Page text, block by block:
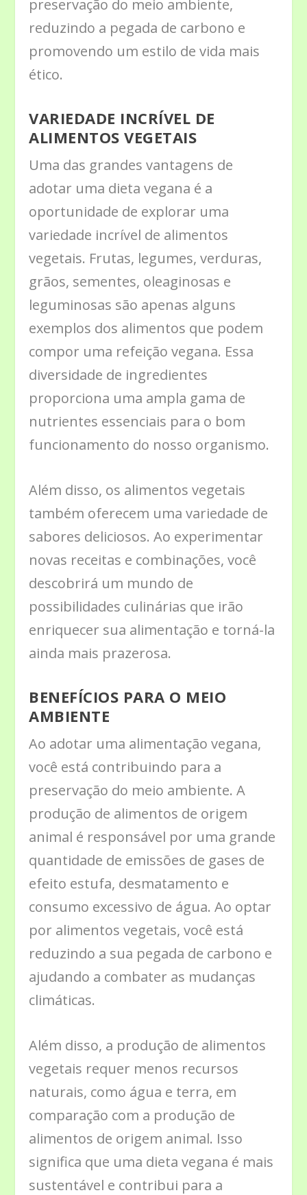
preservação do meio ambiente,
reduzindo a pegada de carbono e
promovendo um estilo de vida mais
ético.
VARIEDADE INCRÍVEL DE
ALIMENTOS VEGETAIS
Uma das grandes vantagens de
adotar uma dieta vegana é a
oportunidade de explorar uma
variedade incrível de alimentos
vegetais. Frutas, legumes, verduras,
grãos, sementes, oleaginosas e
leguminosas são apenas alguns
exemplos dos alimentos que podem
compor uma refeição vegana. Essa
diversidade de ingredientes
proporciona uma ampla gama de
nutrientes essenciais para o bom
funcionamento do nosso organismo.
Além disso, os alimentos vegetais
também oferecem uma variedade de
sabores deliciosos. Ao experimentar
novas receitas e combinações, você
descobrirá um mundo de
possibilidades culinárias que irão
enriquecer sua alimentação e torná-la
ainda mais prazerosa.
BENEFÍCIOS PARA O MEIO
AMBIENTE
Ao adotar uma alimentação vegana,
você está contribuindo para a
preservação do meio ambiente. A
produção de alimentos de origem
animal é responsável por uma grande
quantidade de emissões de gases de
efeito estufa, desmatamento e
consumo excessivo de água. Ao optar
por alimentos vegetais, você está
reduzindo a sua pegada de carbono e
ajudando a combater as mudanças
climáticas.
Além disso, a produção de alimentos
vegetais requer menos recursos
naturais, como água e terra, em
comparação com a produção de
alimentos de origem animal. Isso
significa que uma dieta vegana é mais
sustentável e contribui para a